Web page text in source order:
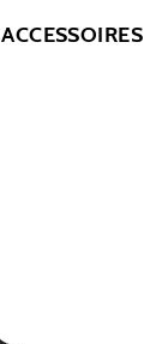
ACCESSOIRES